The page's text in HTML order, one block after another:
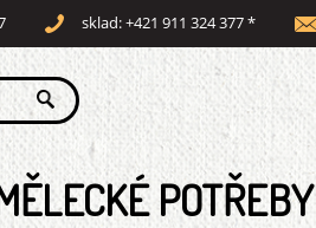
sklad: +421 911 324 377 *
POTŘEBY